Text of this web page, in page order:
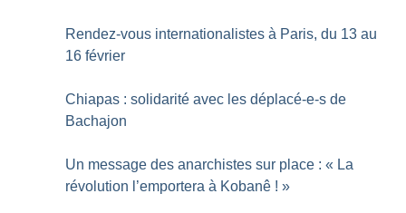
Rendez-vous internationalistes à Paris, du 13 au
16 février
Chiapas : solidarité avec les déplacé-e-s de
Bachajon
Un message des anarchistes sur place : « La
révolution l’emportera à Kobanê ! »